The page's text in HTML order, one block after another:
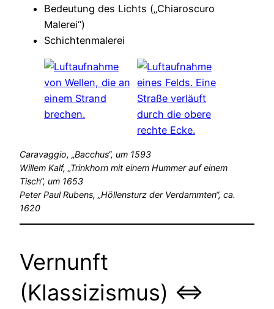
Bedeutung des Lichts („Chiaroscuro
Malerei“)
Schichtenmalerei
Caravaggio, „Bacchus“, um 1593
Willem Kalf, „Trinkhorn mit einem Hummer auf einem
Tisch“, um 1653
Peter Paul Rubens, „Höllensturz der Verdammten“, ca.
1620
Vernunft
(Klassizismus) <=>